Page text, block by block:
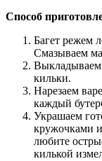
Способ
Багет режем
Смазываем
Выкладываем
кильки.
Нарезаем
каждый
Украшаем
кружочками
любите
килькой